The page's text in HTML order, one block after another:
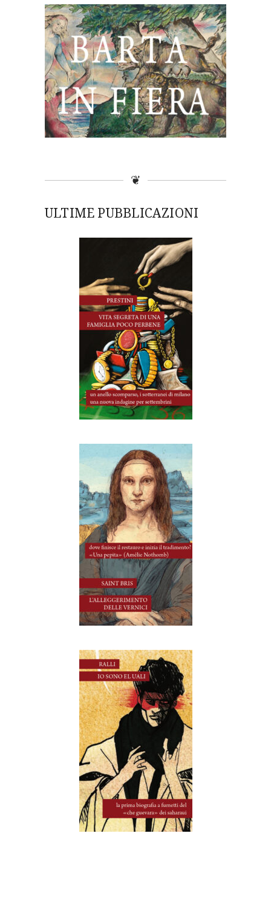
❦
ULTIME PUBBLICAZIONI